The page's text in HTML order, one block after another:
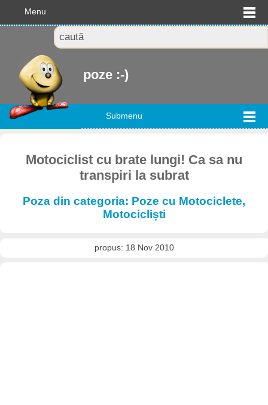
Menu
poze :-)
Submenu
Motociclist cu brate lungi! Ca sa nu
transpiri la subrat
Poza din categoria: Poze cu Motociclete,
Motocicliști
propus: 18 Nov 2010